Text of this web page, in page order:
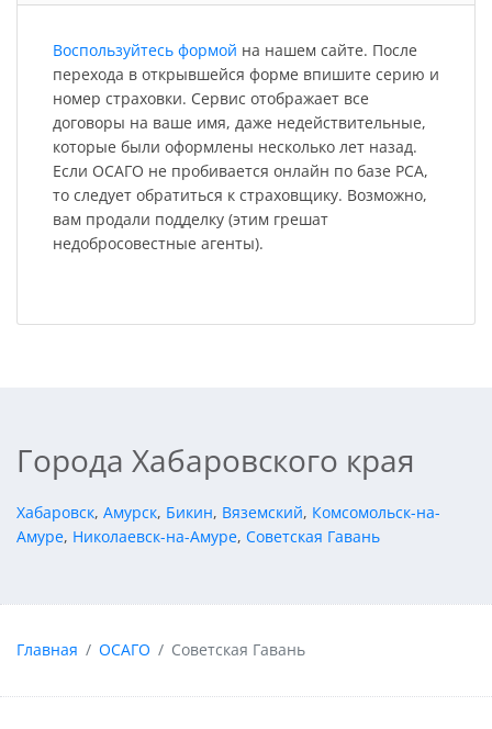
Воспользуйтесь формой на нашем сайте. После
перехода в открывшейся форме впишите серию и
номер страховки. Сервис отображает все
договоры на ваше имя, даже недействительные,
которые были оформлены несколько лет назад.
Если ОСАГО не пробивается онлайн по базе РСА,
то следует обратиться к страховщику. Возможно,
вам продали подделку (этим грешат
недобросовестные агенты).
Города Хабаровского края
Хабаровск, Амурск, Бикин, Вяземский, Комсомольск-на-
Амуре, Николаевск-на-Амуре, Советская Гавань
Главная ОСАГО Советская Гавань